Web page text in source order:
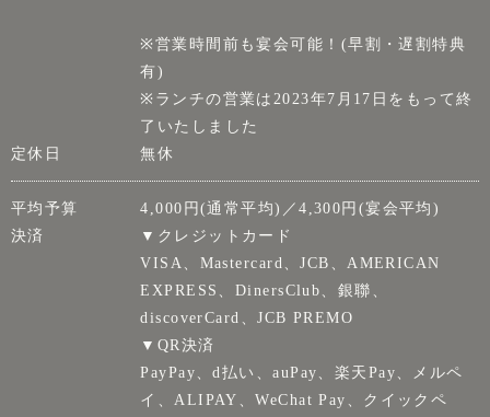
※営業時間前も宴会可能！(早割・遅割特典
有)
※ランチの営業は2023年7月17日をもって終
了いたしました
定休日
無休
平均予算
4,000円(通常平均)／4,300円(宴会平均)
決済
▼クレジットカード
VISA、Mastercard、JCB、AMERICAN
EXPRESS、DinersClub、銀聯、
discoverCard、JCB PREMO
▼QR決済
PayPay、d払い、auPay、楽天Pay、メルペ
イ、ALIPAY、WeChat Pay、クイックペ